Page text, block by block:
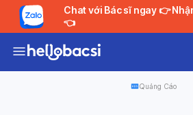
Chat với Bác sĩ ngay 👉 Nhận tư vấn MIỄN PHÍ
👈
Quảng Cáo